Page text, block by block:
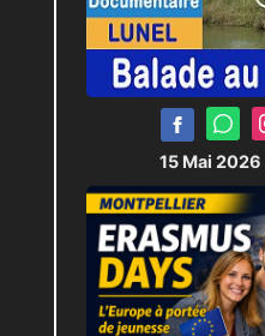
15 Mai 2026